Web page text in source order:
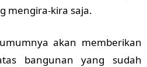
mengira-kira saja.
akan memberikan
bangunan yang sudah